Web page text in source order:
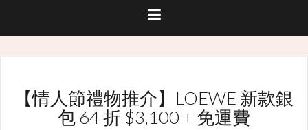
【情人節禮物推介】LOEWE 新款銀
包 64 折 $3,100 + 免運費